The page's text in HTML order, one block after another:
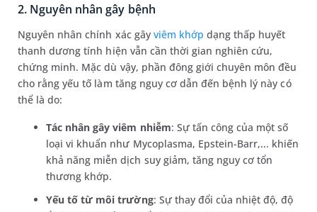
2. Nguyên nhân gây bệnh
Nguyên nhân chính xác gây viêm khớp dạng thấp huyết
thanh dương tính hiện vẫn cần thời gian nghiên cứu,
chứng minh. Mặc dù vậy, phần đông giới chuyên môn đều
cho rằng yếu tố làm tăng nguy cơ dẫn đến bệnh lý này có
thể là do:
Tác nhân gây viêm nhiễm: Sự tấn công của một số
loại vi khuẩn như Mycoplasma, Epstein-Barr,... khiến
khả năng miễn dịch suy giảm, tăng nguy cơ tổn
thương khớp.
Yếu tố từ môi trường: Sự thay đổi của nhiệt độ, độ